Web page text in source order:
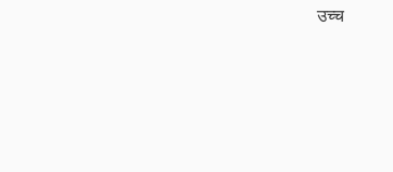
उच्च